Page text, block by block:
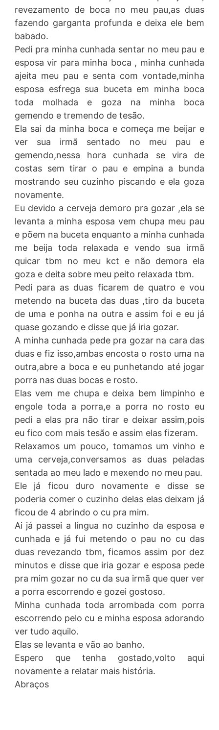
revezamento de boca no meu pau,as duas
fazendo garganta profunda e deixa ele bem
babado.
Pedi pra minha cunhada sentar no meu pau e
esposa vir para minha boca , minha cunhada
ajeita meu pau e senta com vontade,minha
esposa esfrega sua buceta em minha boca
toda molhada e goza na minha boca
gemendo e tremendo de tesão.
Ela sai da minha boca e começa me beijar e
ver sua irmã sentado no meu pau e
gemendo,nessa hora cunhada se vira de
costas sem tirar o pau e empina a bunda
mostrando seu cuzinho piscando e ela goza
novamente.
Eu devido a cerveja demoro pra gozar ,ela se
levanta a minha esposa vem chupa meu pau
e põem na buceta enquanto a minha cunhada
me beija toda relaxada e vendo sua irmã
quicar tbm no meu kct e não demora ela
goza e deita sobre meu peito relaxada tbm.
Pedi para as duas ficarem de quatro e vou
metendo na buceta das duas ,tiro da buceta
de uma e ponha na outra e assim foi e eu já
quase gozando e disse que já iria gozar.
A minha cunhada pede pra gozar na cara das
duas e fiz isso,ambas encosta o rosto uma na
outra,abre a boca e eu punhetando até jogar
porra nas duas bocas e rosto.
Elas vem me chupa e deixa bem limpinho e
engole toda a porra,e a porra no rosto eu
pedi a elas pra não tirar e deixar assim,pois
eu fico com mais tesão e assim elas fizeram.
Relaxamos um pouco, tomamos um vinho e
uma cerveja,conversamos as duas peladas
sentada ao meu lado e mexendo no meu pau.
Ele já ficou duro novamente e disse se
poderia comer o cuzinho delas elas deixam já
ficou de 4 abrindo o cu pra mim.
Ai já passei a língua no cuzinho da esposa e
cunhada e já fui metendo o pau no cu das
duas revezando tbm, ficamos assim por dez
minutos e disse que iria gozar e esposa pede
pra mim gozar no cu da sua irmã que quer ver
a porra escorrendo e gozei gostoso.
Minha cunhada toda arrombada com porra
escorrendo pelo cu e minha esposa adorando
ver tudo aquilo.
Elas se levanta e vão ao banho.
Espero que tenha gostado,volto aqui
novamente a relatar mais história.
Abraços